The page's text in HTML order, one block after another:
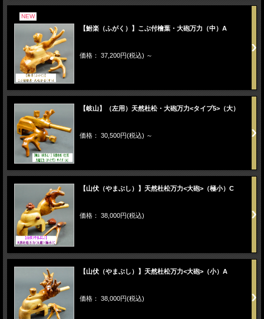
NEW
【鮒楽（ふがく）】こぶ付檜葉・大砲万力（中）A
価格： 37,200円(税込) ～
【岐山】（左用）天然杜松・大砲万力<タイプ5>（大）
価格： 30,500円(税込) ～
【山伏（やまぶし）】天然杜松万力<大砲>（極小）C
価格： 38,000円(税込)
【山伏（やまぶし）】天然杜松万力<大砲>（小）A
価格： 38,000円(税込)